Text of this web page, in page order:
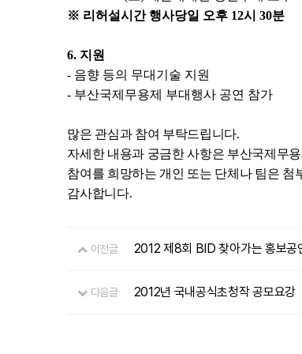
※ 리허설시간 행사당일 오후 12시 30분
6. 지원
- 음향 등의 무대기술 지원
- 부산국제무용제 부대행사 공연 참가
많은 관심과 참여 부탁드립니다.
자세한 내용과 궁금한 사항은 부산국제무
참여를 희망하는 개인 또는 단체나 팀은
감사합니다.
이전글 2012 제8회 BID 찾아가는 홍보공
다음글 2012년 국내공식초청작 공모요강